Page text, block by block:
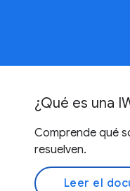
¿Qué es una
Comprende qué
resuelven.
Leer el